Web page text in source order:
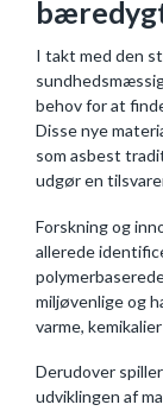
I takt med den
behov for at
Disse nye
som asbest
udgør en
Forskning og
allerede
miljøvenlige og
varme,
Derudover
udviklingen af